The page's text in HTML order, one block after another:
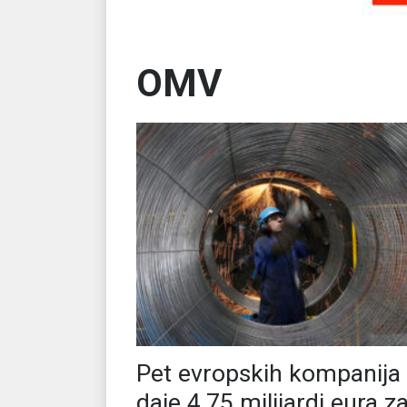
OMV
Pet evropskih kompanija